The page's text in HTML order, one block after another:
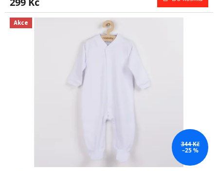
Akce
344 Kč
–25 %